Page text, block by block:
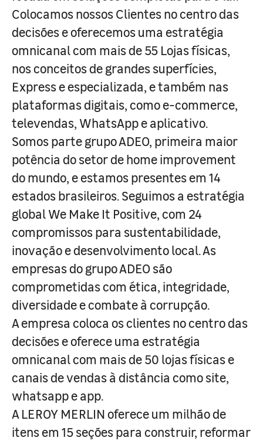
Colocamos nossos Clientes no centro das
decisões e oferecemos uma estratégia
omnicanal com mais de 55 Lojas físicas,
nos conceitos de grandes superfícies,
Express e especializada, e também nas
plataformas digitais, como e-commerce,
televendas, WhatsApp e aplicativo.
Somos parte grupo ADEO, primeira maior
potência do setor de home improvement
do mundo, e estamos presentes em 14
estados brasileiros. Seguimos a estratégia
global We Make It Positive, com 24
compromissos para sustentabilidade,
inovação e desenvolvimento local. As
empresas do grupo ADEO são
comprometidas com ética, integridade,
diversidade e combate à corrupção.
A empresa coloca os clientes no centro das
decisões e oferece uma estratégia
omnicanal com mais de 50 lojas físicas e
canais de vendas à distância como site,
whatsapp e app.
A LEROY MERLIN oferece um milhão de
itens em 15 seções para construir, reformar